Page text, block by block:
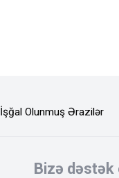
İşğal Olunmuş Ərazilər
Bizə dəstək